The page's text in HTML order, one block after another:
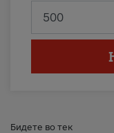
Бидете во тек